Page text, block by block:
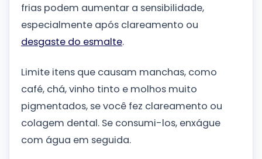
frias podem aumentar a sensibilidade,
especialmente após clareamento ou
desgaste do esmalte.
Limite itens que causam manchas, como
café, chá, vinho tinto e molhos muito
pigmentados, se você fez clareamento ou
colagem dental. Se consumi-los, enxágue
com água em seguida.